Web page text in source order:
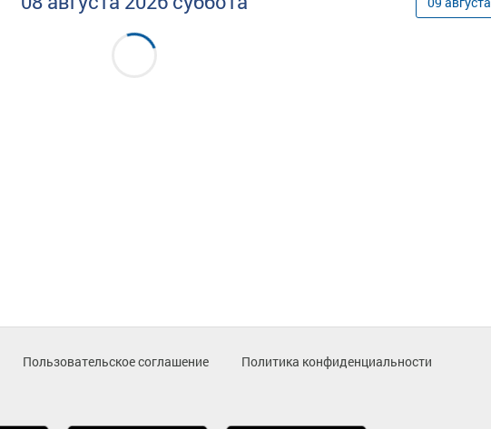
Пользовательское соглашение
Политика конфиденциальности